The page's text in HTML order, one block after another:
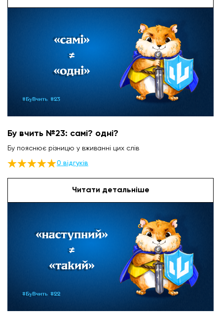
Бу вчить №23: самі? одні?
Бу пояснює різницю у вживанні цих слів
0 відгуків
Читати детальніше